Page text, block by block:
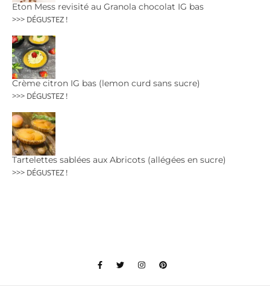
Eton Mess revisité au Granola chocolat IG bas
>>> DÉGUSTEZ !
Crème citron IG bas (lemon curd sans sucre)
>>> DÉGUSTEZ !
Tartelettes sablées aux Abricots (allégées en sucre)
>>> DÉGUSTEZ !